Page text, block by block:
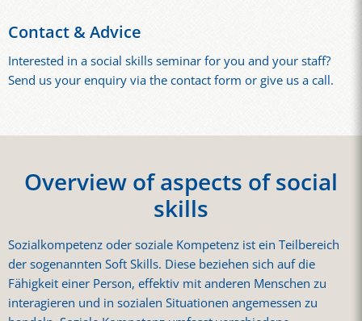
Contact & Advice
Interested in a social skills seminar for you and your staff?
Send us your enquiry via the contact form or give us a call.
Overview of aspects of social
skills
Sozialkompetenz oder soziale Kompetenz ist ein Teilbereich
der sogenannten Soft Skills. Diese beziehen sich auf die
Fähigkeit einer Person, effektiv mit anderen Menschen zu
interagieren und in sozialen Situationen angemessen zu